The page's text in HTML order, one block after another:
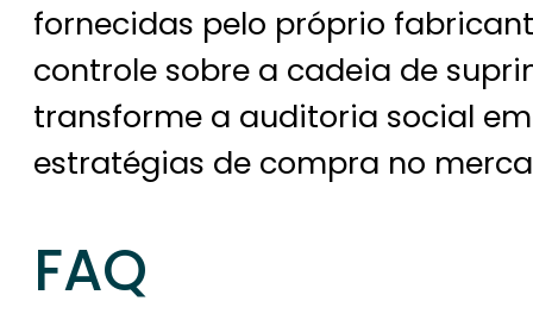
fornecidas pelo próprio
controle sobre a cadeia de
transforme a auditoria social
estratégias de compra no
FAQ